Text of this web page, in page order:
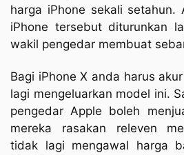
harga iPhone sekali setahun.
iPhone tersebut diturunkan
wakil pengedar membuat
Bagi iPhone X anda harus
lagi mengeluarkan model ini.
pengedar Apple boleh
mereka rasakan releven
tidak lagi mengawal harga